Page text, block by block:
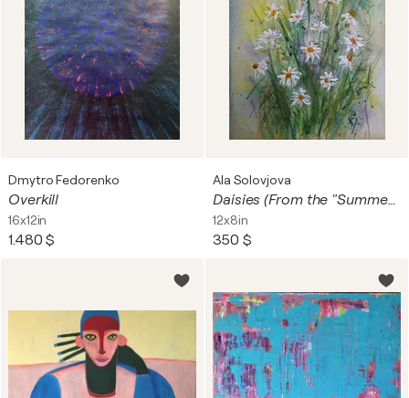
Dmytro Fedorenko
Overkill
16x12in
1.480 $
Ala Solovjova
Daisies (From the "Summer Heat" series)
12x8in
350 $